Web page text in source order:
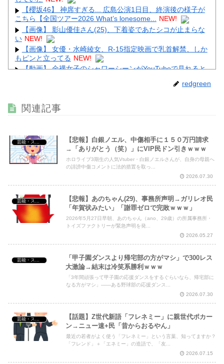
【櫻坂46】 神席すぎる... 広島公演1日目、終演後の様子が
こちら【全国ツアー2026 What’s lonesome... NEW!
【画像】 影山優佳さん(25)、下着姿であたシコが止まらな
い NEW!
【画像】 女優・水崎綾女、R-15指定映画で乳首解禁、しか
もピンと立ってる NEW!
【動画】 全裸女子のシャワーシーンがYouTubeで見れると
NEW!
エ□すぎるｗｗｗｗｗｗ
Powered by livedoor 相互RSS
redgreen
関連記事
芸能・スポーツ・Youtuber
【悲報】白銀ノエル、中傷相手に１５０万円請求
→「ありがとう（笑）」にVIP民ドン引きｗｗｗ
ホロライブ3期生の人気Vtuber・白銀ノエルさんが、自身の母親へ
の誹謗中傷コメントに法的措置を取っ...
2026.07.30
芸能・スポーツ・Youtuber
【悲報】あのちゃん(29)、事務所声明→ガリレオ民
「年賀状みたい」「謝罪ゼロで完敗ｗｗｗ」
2026年5月27日早朝、あのちゃん（ano、29歳）の所属事務所・
トイズファクトリーが緊急声明を発...
2026.05.27
芸能・スポーツ・Youtuber
「甲子園ダンスより帰宅部の方がマシ」で300レス
大激論→結末は冷笑系勝利ｗｗｗ
「3年間頑張って甲子園の応援ダンスをするぐらいなら、帰宅部に
なる方がマシ」——ある野球部の応援ダンス...
2026.07.30
芸能・スポーツ・Youtuber
【話題】Z世代新語「フレネミー」に親世代ポカー
ン→ニュー速+民「昔からおるやん」
最近の若者がよく使う「フレネミー」という言葉、知ってますか？
「フレンド」＋「エネミー」の造語で、「友...
2026.07.15